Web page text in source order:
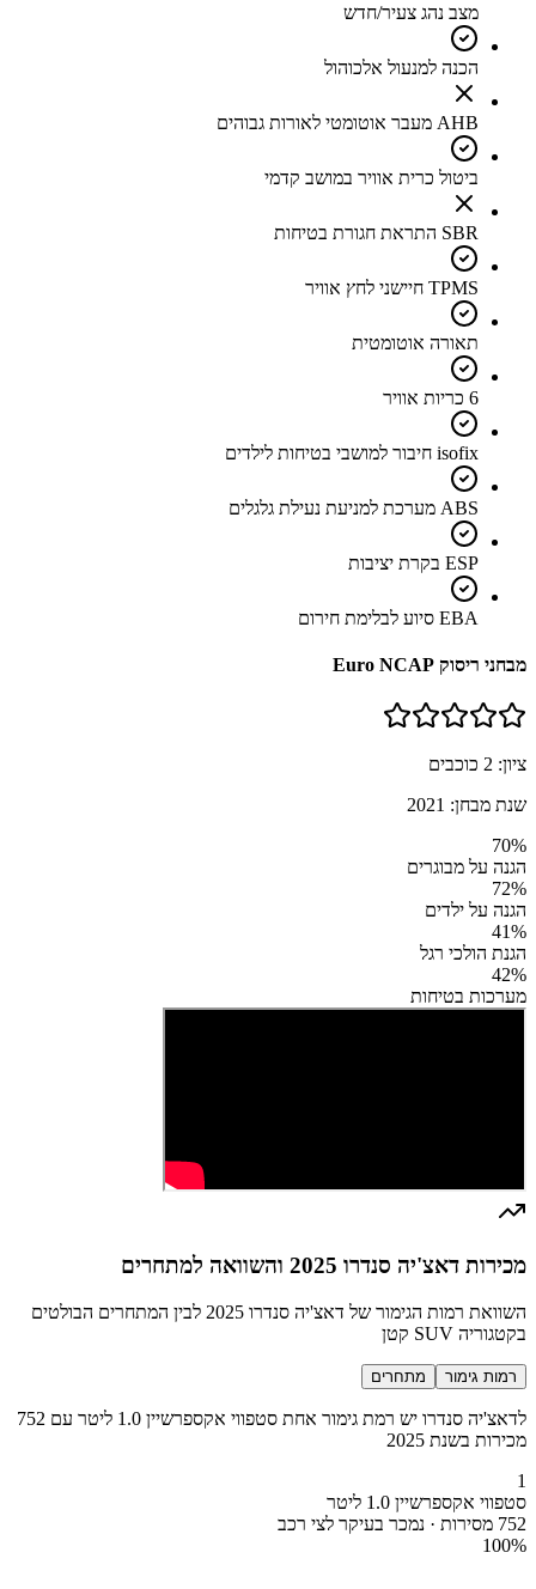
מצב נהג צעיר/חדש
הכנה למנעול אלכוהול
AHB מעבר אוטומטי לאורות גבוהים
ביטול כרית אוויר במושב קדמי
SBR התראת חגורת בטיחות
TPMS חיישני לחץ אוויר
תאורה אוטומטית
6 כריות אוויר
isofix חיבור למושבי בטיחות לילדים
ABS מערכת למניעת נעילת גלגלים
ESP בקרת יציבות
EBA סיוע לבלימת חירום
מבחני ריסוק Euro NCAP
ציון: 2 כוכבים
שנת מבחן: 2021
70%
הגנה על מבוגרים
72%
הגנה על ילדים
41%
הגנת הולכי רגל
42%
מערכות בטיחות
מכירות דאצ'יה סנדרו 2025 והשוואה למתחרים
השוואת רמות הגימור של דאצ'יה סנדרו 2025 לבין המתחרים הבולטים
בקטגוריה SUV קטן
רמות גימור מתחרים
לדאצ'יה סנדרו יש רמת גימור אחת סטפווי אקספרשיין 1.0 ליטר עם 752
מכירות בשנת 2025
1
סטפווי אקספרשיין 1.0 ליטר
752 מסירות · נמכר בעיקר לצי רכב
100%